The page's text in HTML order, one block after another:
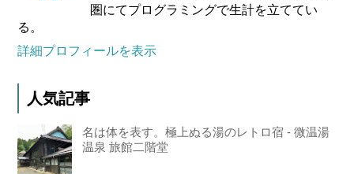
圏にてプログラミングで生計を立ててい
る。
詳細プロフィールを表示
人気記事
名は体を表す。極上ぬる湯のレトロ宿 - 微温湯
温泉 旅館二階堂